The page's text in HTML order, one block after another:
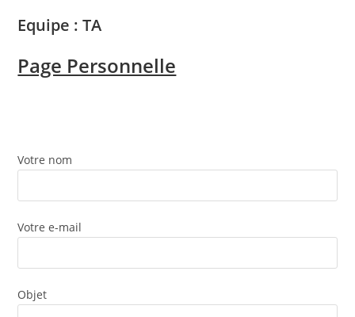
Equipe : TA
Page Personnelle
Votre nom
Votre e-mail
Objet